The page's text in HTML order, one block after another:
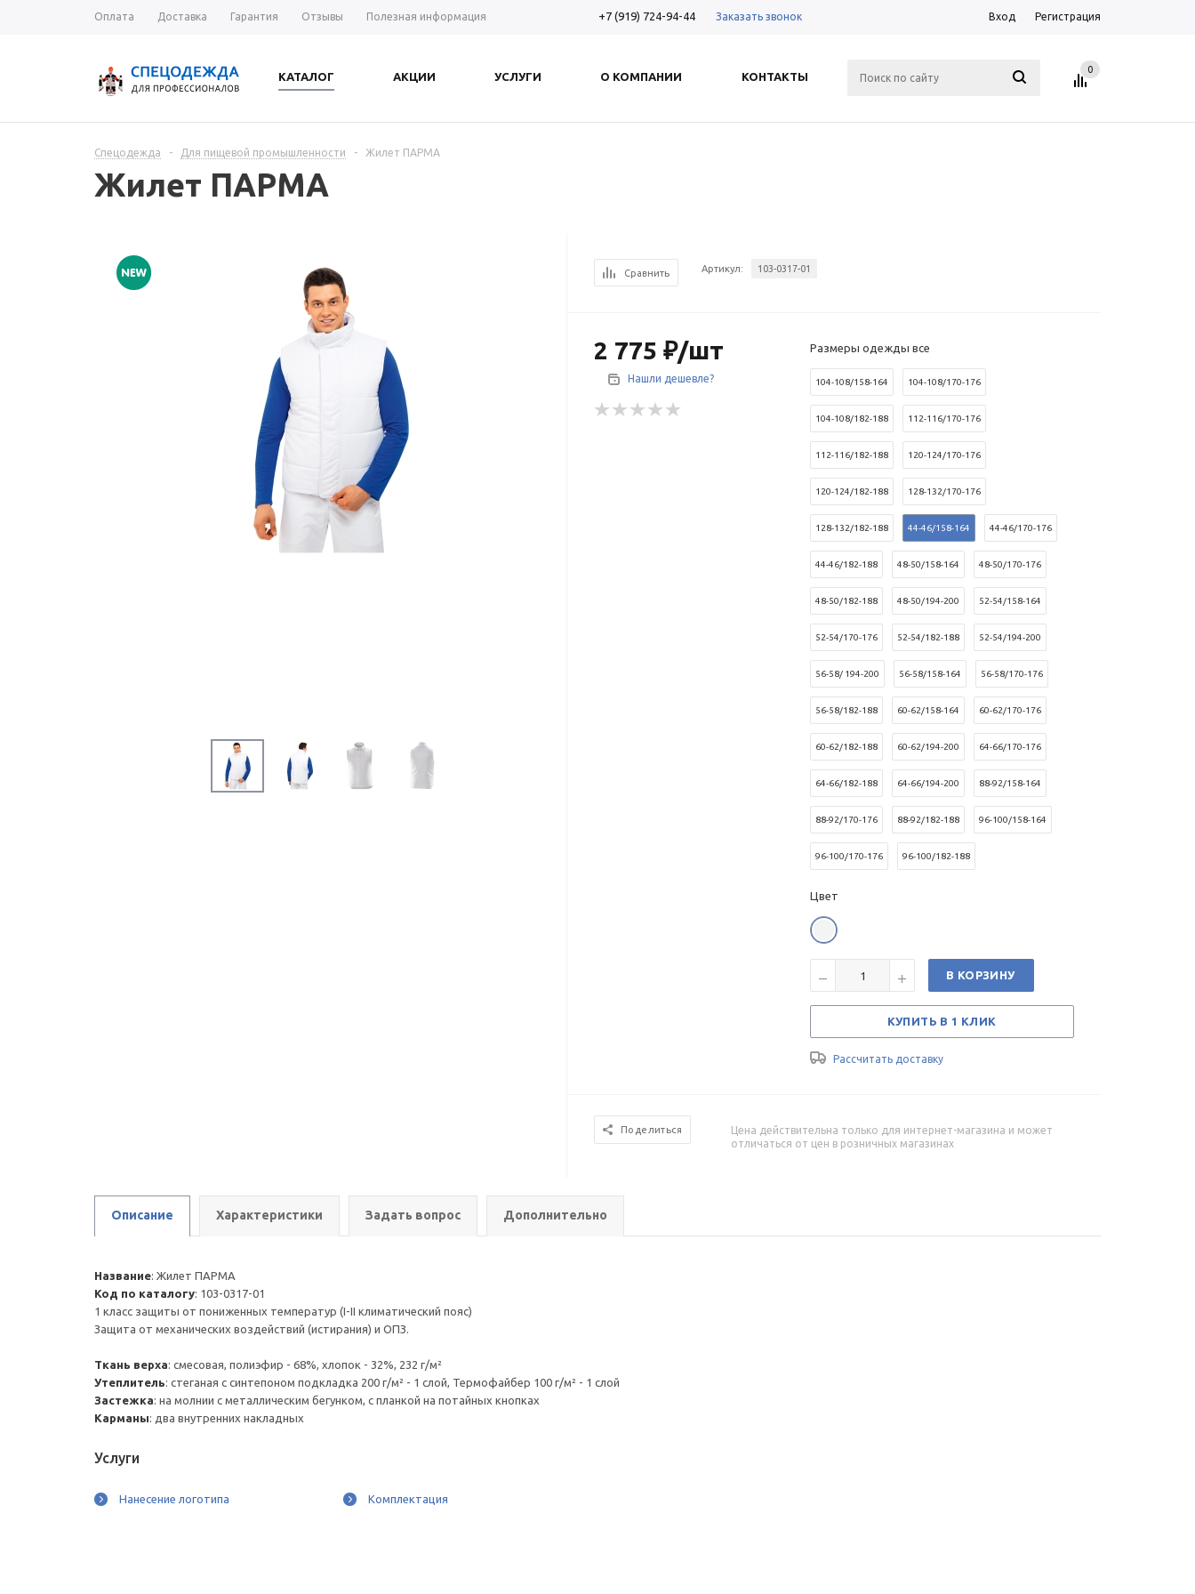
Оплата Доставка Гарантия Отзывы Полезная информация +7 (919) 724-94-44 Заказать звонок Вход Регистрация
КАТАЛОГ АКЦИИ УСЛУГИ О КОМПАНИИ КОНТАКТЫ
0
Спецодежда - Для пищевой промышленности - Жилет ПАРМА
Жилет ПАРМА
Сравнить Артикул: 103-0317-01
2 775 ₽/шт
Нашли дешевле?
Размеры одежды все
104-108/158-164 104-108/170-176
104-108/182-188 112-116/170-176
112-116/182-188 120-124/170-176
120-124/182-188 128-132/170-176
128-132/182-188 44-46/158-164 44-46/170-176
44-46/182-188 48-50/158-164 48-50/170-176
48-50/182-188 48-50/194-200 52-54/158-164
52-54/170-176 52-54/182-188 52-54/194-200
56-58/ 194-200 56-58/158-164 56-58/170-176
56-58/182-188 60-62/158-164 60-62/170-176
60-62/182-188 60-62/194-200 64-66/170-176
64-66/182-188 64-66/194-200 88-92/158-164
88-92/170-176 88-92/182-188 96-100/158-164
96-100/170-176 96-100/182-188
Цвет
В КОРЗИНУ
КУПИТЬ В 1 КЛИК
Рассчитать доставку
Поделиться
Цена действительна только для интернет-магазина и может
отличаться от цен в розничных магазинах
Описание Характеристики Задать вопрос Дополнительно
Название: Жилет ПАРМА
Код по каталогу: 103-0317-01
1 класс защиты от пониженных температур (I-II климатический пояс)
Защита от механических воздействий (истирания) и ОПЗ.
Ткань верха: смесовая, полиэфир - 68%, хлопок - 32%, 232 г/м²
Утеплитель: стеганая с синтепоном подкладка 200 г/м² - 1 слой, Термофайбер 100 г/м² - 1 слой
Застежка: на молнии с металлическим бегунком, с планкой на потайных кнопках
Карманы: два внутренних накладных
Услуги
Нанесение логотипа Комплектация